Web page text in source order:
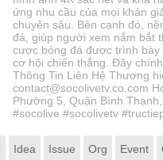
ứng nhu cầu của mọi khán
chuyên sâu. Bên cạnh đó,
đá, giúp người xem nắm bắt
cược bóng đá được trình
cơ hội chiến thắng. Đây
Thông Tin Liên Hệ Thương
contact@socolivetv.co.com
Phường 5, Quận Bình
#socolive #socolivetv
Idea Issue Org Event